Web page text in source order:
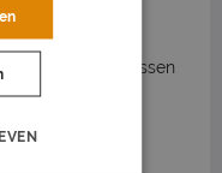
BV
Vaassen
- 40 uur